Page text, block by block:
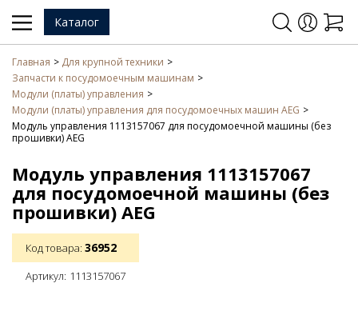
Каталог
Главная
Для крупной техники
Запчасти к посудомоечным машинам
Модули (платы) управления
Модули (платы) управления для посудомоечных машин AEG
Модуль управления 1113157067 для посудомоечной машины (без
прошивки) AEG
Модуль управления 1113157067
для посудомоечной машины (без
прошивки) AEG
Код товара: 36952
Артикул: 1113157067